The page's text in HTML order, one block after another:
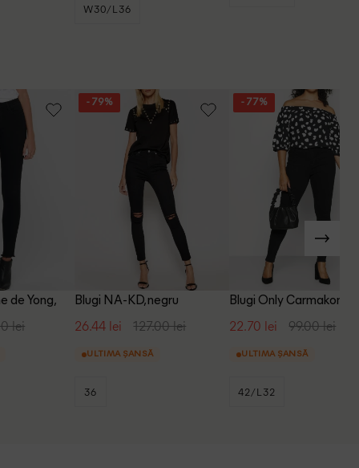
W30/L36
de Yong,
lei
- 79%
Blugi NA-KD, negru
26.44 lei 127.00 lei
ULTIMA ȘANSĂ
36
- 77%
Blugi Only Carmakoma,
22.70 lei 99.00 lei
ULTIMA ȘANSĂ
42/L32